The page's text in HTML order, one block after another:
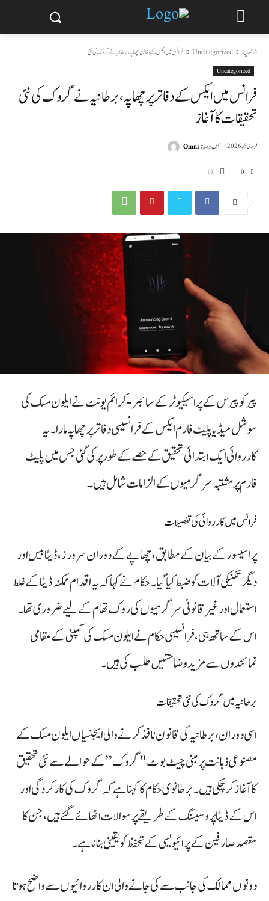
الرئيسية Uncategorized فرانس میں ایکس کے دفاتر پر چھاپہ، برطانیہ نے گروک کی نئی...
Uncategorized
فرانس میں ایکس کے دفاتر پر چھاپہ، برطانیہ نے گروک کی نئی
تحقیقات کا آغاز
0
17
فروری 6, 2026 كتب بواسطةOmni
پیر کو پیرس کے پراسیکیوٹر کے سائبر‑کرائم یونٹ نے ایلون مسک کی
سوشل میڈیا پلیٹ فارم ایکس کے فرانسیسی دفاتر پر چھاپہ مارا۔ یہ
کارروائی ایک ابتدائی تحقیق کے حصے کے طور پر کی گئی جس میں پلیٹ
فارم پر مشتبہ سرگرمیوں کے الزامات شامل ہیں۔
فرانس میں کارروائی کی تفصیلات
پراسیسور کے بیان کے مطابق، چھاپے کے دوران سرورز، ڈیٹا بیس اور
دیگر تکنیکی آلات کو ضبط کیا گیا۔ حکام نے کہا کہ یہ اقدام ممکنہ ڈیٹا کے غلط
استعمال اور غیر قانونی سرگرمیوں کی روک تھام کے لیے ضروری تھا۔
اس کے ساتھ ہی، فرانسیسی حکام نے ایلون مسک کی کمپنی کے مقامی
نمائندوں سے مزید وضاحتیں طلب کی ہیں۔
برطانیہ میں گروک کی نئی تحقیقات
اسی دوران، برطانیہ کی قانون نافذ کرنے والی ایجنسیاں ایلون مسک کے
مصنوعی ذہانت پر مبنی چیٹ بوٹ "گروک” کے حوالے سے نئی تحقیق
کا آغاز کر چکی ہیں۔ برطانوی حکام کا کہنا ہے کہ گروک کی کارکردگی اور
اس کے ڈیٹا پروسیسنگ کے طریقے پر سوالات اٹھائے گئے ہیں، جن کا
مقصد صارفین کے پرائیویسی کے تحفظ کو یقینی بنانا ہے۔
دونوں ممالک کی جانب سے کی جانے والی ان کارروائیوں سے واضح ہوتا